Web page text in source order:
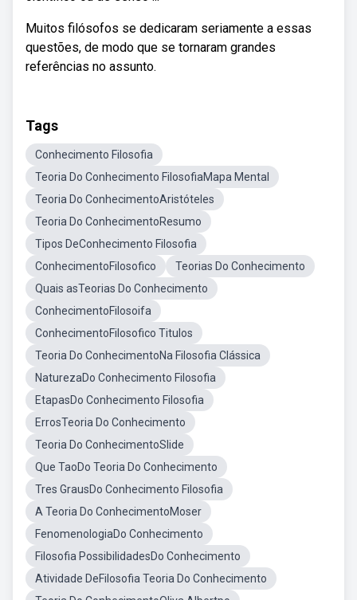
Muitos filósofos se dedicaram seriamente a essas
questões, de modo que se tornaram grandes
referências no assunto.
Tags
Conhecimento Filosofia
Teoria Do Conhecimento FilosofiaMapa Mental
Teoria Do ConhecimentoAristóteles
Teoria Do ConhecimentoResumo
Tipos DeConhecimento Filosofia
ConhecimentoFilosofico
Teorias Do Conhecimento
Quais asTeorias Do Conhecimento
ConhecimentoFilosoifa
ConhecimentoFilosofico Titulos
Teoria Do ConhecimentoNa Filosofia Clássica
NaturezaDo Conhecimento Filosofia
EtapasDo Conhecimento Filosofia
ErrosTeoria Do Conhecimento
Teoria Do ConhecimentoSlide
Que TaoDo Teoria Do Conhecimento
Tres GrausDo Conhecimento Filosofia
A Teoria Do ConhecimentoMoser
FenomenologiaDo Conhecimento
Filosofia PossibilidadesDo Conhecimento
Atividade DeFilosofia Teoria Do Conhecimento